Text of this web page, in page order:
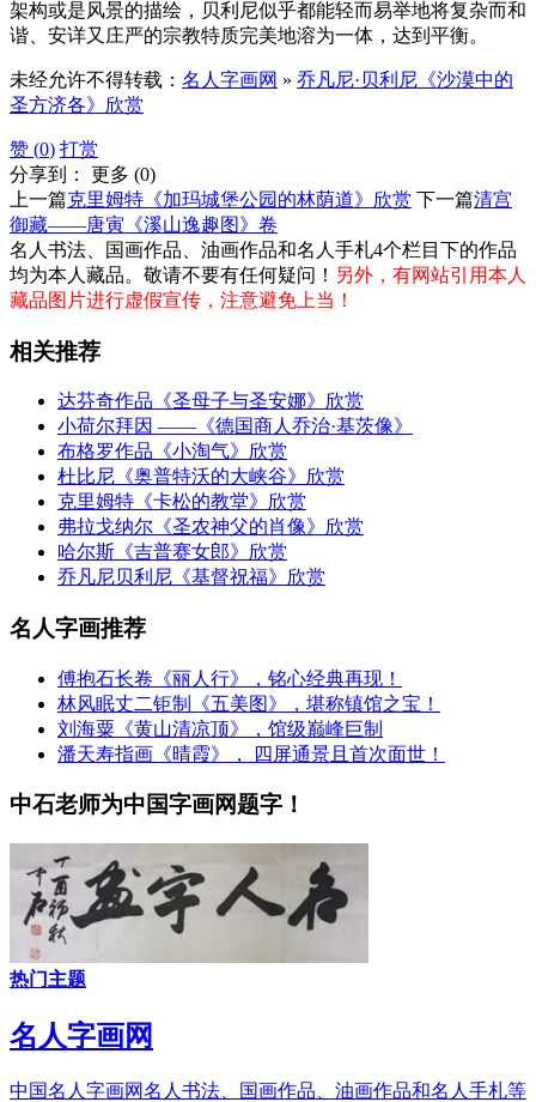
架构或是风景的描绘，贝利尼似乎都能轻而易举地将复杂而和
谐、安详又庄严的宗教特质完美地溶为一体，达到平衡。
未经允许不得转载： 名人字画网 » 乔凡尼·贝利尼《沙漠中的
圣方济各》欣赏
赞 (0) 打赏
分享到： 更多 (0)
上一篇克里姆特《加玛城堡公园的林荫道》欣赏 下一篇清宫
御藏——唐寅《溪山逸趣图》卷
名人书法、国画作品、油画作品和名人手札4个栏目下的作品
均为本人藏品。敬请不要有任何疑问！ 另外，有网站引用本人
藏品图片进行虚假宣传，注意避免上当！
相关推荐
达芬奇作品《圣母子与圣安娜》欣赏
小荷尔拜因 ——《德国商人乔治·基茨像》
布格罗作品《小淘气》欣赏
杜比尼《奥普特沃的大峡谷》欣赏
克里姆特《卡松的教堂》欣赏
弗拉戈纳尔《圣农神父的肖像》欣赏
哈尔斯《吉普赛女郎》欣赏
乔凡尼贝利尼《基督祝福》欣赏
名人字画推荐
傅抱石长卷《丽人行》，铭心经典再现！
林风眠丈二钜制《五美图》，堪称镇馆之宝！
刘海粟《黄山清凉顶》，馆级巅峰巨制
潘天寿指画《晴霞》， 四屏通景且首次面世！
中石老师为中国字画网题字！
热门主题
名人字画网
中国名人字画网名人书法、国画作品、油画作品和名人手札等